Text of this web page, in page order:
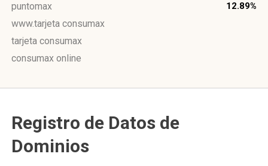
puntomax 12.89%
www.tarjeta consumax
tarjeta consumax
consumax online
Registro de Datos de
Dominios